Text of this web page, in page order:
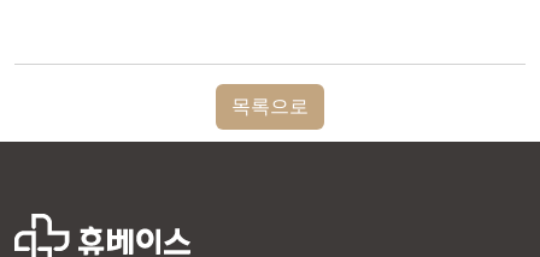
목록으로